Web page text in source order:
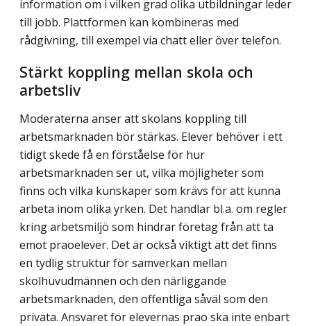
information om i vilken grad olika utbildningar leder
till jobb. Plattformen kan kombineras med
rådgivning, till exempel via chatt eller över telefon.
Stärkt koppling mellan skola och
arbetsliv
Moderaterna anser att skolans koppling till
arbetsmarknaden bör stärkas. Elever behöver i ett
tidigt skede få en förståelse för hur
arbetsmarknaden ser ut, vilka möjligheter som
finns och vilka kunskaper som krävs för att kunna
arbeta inom olika yrken. Det handlar bl.a. om regler
kring arbetsmiljö som hindrar företag från att ta
emot praoelever. Det är också viktigt att det finns
en tydlig struktur för samverkan mellan
skolhuvudmännen och den närliggande
arbetsmarknaden, den offentliga såväl som den
privata. Ansvaret för elevernas prao ska inte enbart